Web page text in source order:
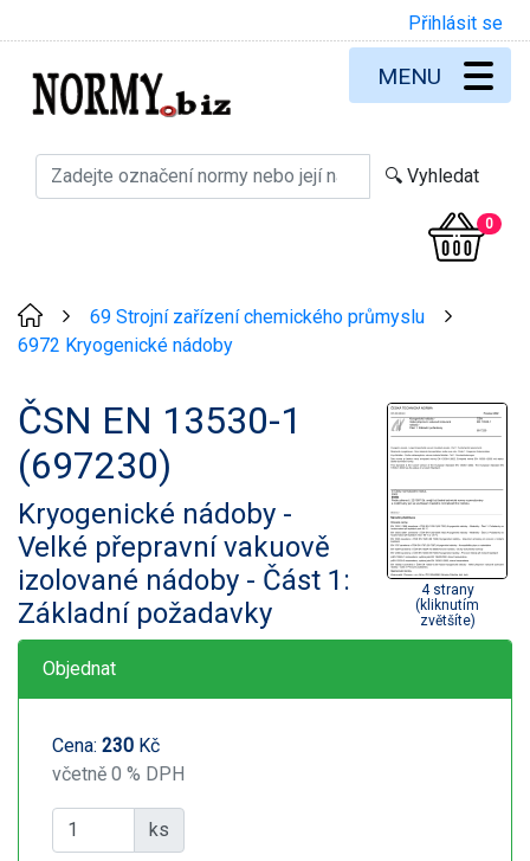
Přihlásit se
0
MENU
69 Strojní zařízení chemického průmyslu
6972 Kryogenické nádoby
ČSN EN 13530-1
(697230)
Kryogenické nádoby -
Velké přepravní vakuově
izolované nádoby - Část 1:
Základní požadavky
4 strany
(kliknutím
zvětšíte)
Objednat
Cena: 230 Kč
včetně 0 % DPH
ks